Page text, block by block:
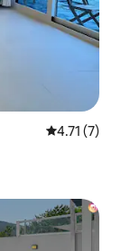
從 7 則評價
4.71 (7)